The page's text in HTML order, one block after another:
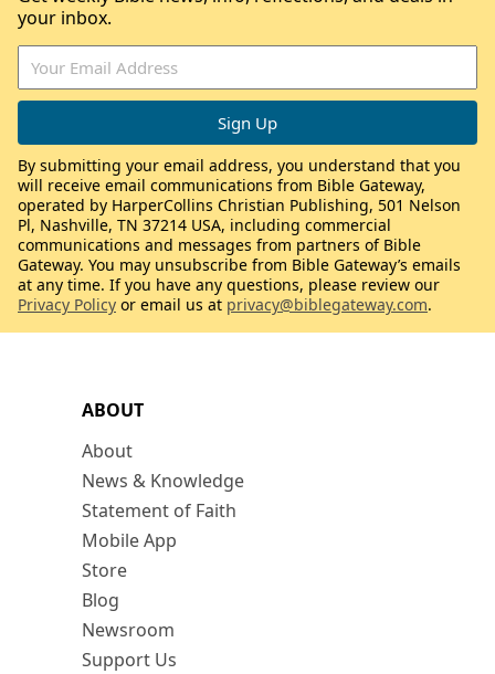
ABOUT
About
News & Knowledge
Statement of Faith
Mobile App
Store
Blog
Newsroom
Support Us
your inbox.
By submitting your email address, you understand that you
will receive email communications from Bible Gateway,
operated by HarperCollins Christian Publishing, 501 Nelson
Pl, Nashville, TN 37214 USA, including commercial
communications and messages from partners of Bible
Gateway. You may unsubscribe from Bible Gateway’s emails
at any time. If you have any questions, please review our
Privacy Policy or email us at privacy@biblegateway.com.